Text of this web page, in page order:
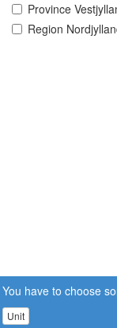
Province
Region
You have to choose
Unit